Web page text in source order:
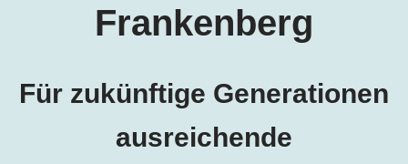
Frankenberg
Für zukünftige Generationen
ausreichende